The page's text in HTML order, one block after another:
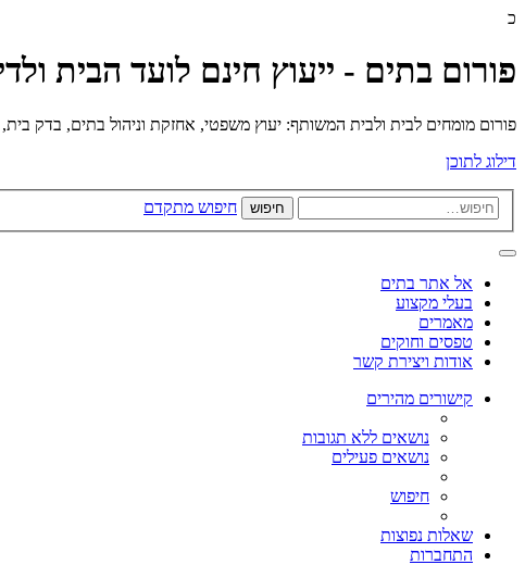
כ
פורום בתים - ייעוץ חינם לועד הבית
פורום מומחים לבית ולבית המשותף: יעוץ משפטי, אחזקת וניהול בתים, בדק בית,
דילוג לתוכן
חיפוש חיפוש מתקדם
אל אתר בתים
בעלי מקצוע
מאמרים
טפסים וחוקים
אודות ויצירת קשר
קישורים מהירים
נושאים ללא תגובות
נושאים פעילים
חיפוש
שאלות נפוצות
התחברות